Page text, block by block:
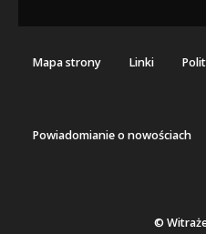
Mapa strony Linki
Powiadomianie o nowościach
©